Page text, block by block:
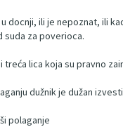
docnji, ili je nepoznat, ili
suda za poverioca.
treća lica koja su pravno
dužnik je dužan
polaganje